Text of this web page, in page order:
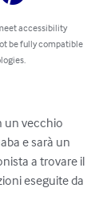
accessibility
be fully compatible
un vecchio
e sarà un
a trovare il
eseguite da